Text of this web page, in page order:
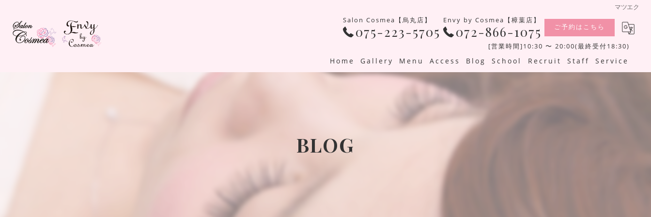
マツエク
Salon Cosmea【烏丸店】
075-223-5705
Envy by Cosmea【樟葉店】
072-866-1075 ご予約はこちら
[営業時間]10:30 〜 20:00(最終受付18:30)
Home Gallery Menu Access Blog School Recruit Staff Service
BLOG